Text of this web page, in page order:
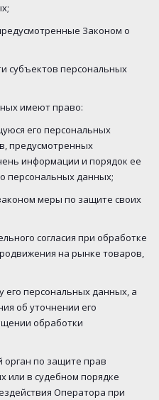
Законом о
субъектов персональных
имеют право:
его персональных
предусмотренных
информации и порядок ее
персональных данных;
меры по защите своих
согласия при обработке
на рынке товаров,
его персональных данных, а
об уточнении его
обработки
по защите прав
или в судебном порядке
Оператора при